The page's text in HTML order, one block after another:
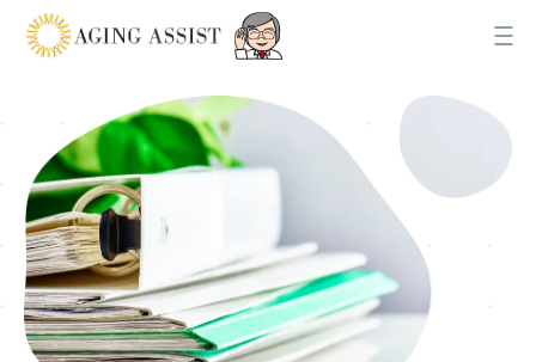
お知らせ
About us
AGING ASSISTについて